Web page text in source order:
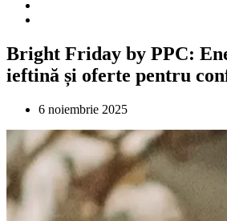
Bright Friday by PPC:
ieftină și oferte pentru
6 noiembrie 2025